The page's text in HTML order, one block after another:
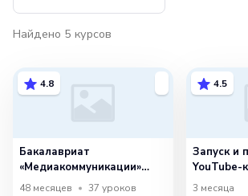
Найдено 5 курсов
4.8
Бакалавриат
«Медиакоммуникации»
с РГГУ
48 месяцев 37 уроков
4.5
Запуск и
YouTube-
3 месяца